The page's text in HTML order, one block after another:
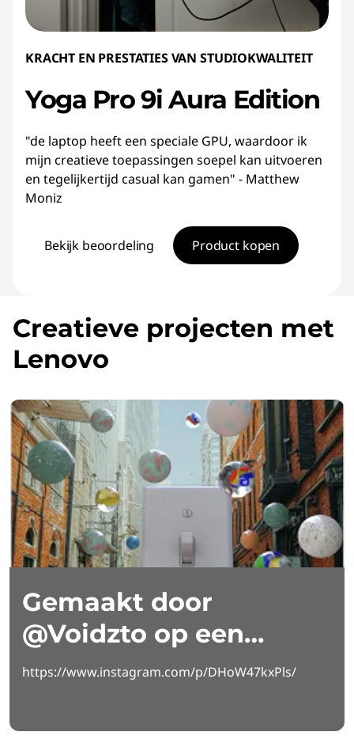
KRACHT EN PRESTATIES VAN STUDIOKWALITEIT
Yoga Pro 9i Aura Edition
"de laptop heeft een speciale GPU, waardoor ik
mijn creatieve toepassingen soepel kan uitvoeren
en tegelijkertijd casual kan gamen" - Matthew
Moniz
Bekijk beoordeling Product kopen
Creatieve projecten met
Lenovo
Gemaakt door
@Voidzto op een
Lenovo Yoga Slim 7i
https://www.instagram.com/p/DHoW47kxPls/